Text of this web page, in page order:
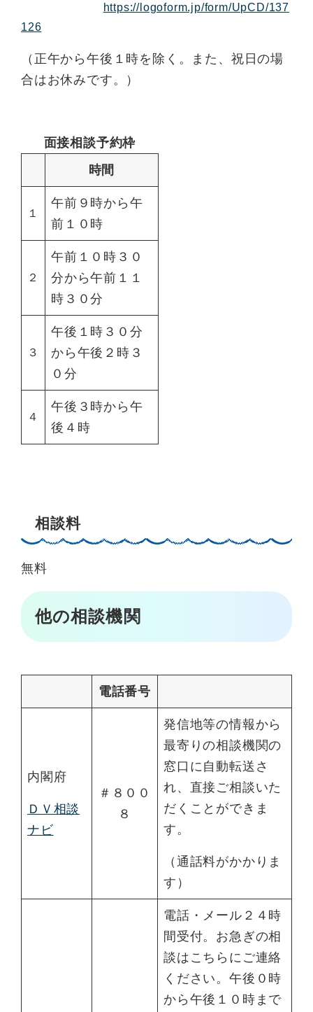
https://logoform.jp/form/UpCD/137
126
（正午から午後１時を除く。また、祝日の場
合はお休みです。）
面接相談予約枠
時間
１
午前９時から午
前１０時
２
午前１０時３０
分から午前１１
時３０分
３
午後１時３０分
から午後２時３
０分
４
午後３時から午
後４時
相談料
無料
他の相談機関
電話番号
内閣府
ＤＶ相談
ナビ
＃８００
８
発信地等の情報から
最寄りの相談機関の
窓口に自動転送さ
れ、直接ご相談いた
だくことができま
す。
（通話料がかかりま
す）
電話・メール２４時
間受付。お急ぎの相
談はこちらにご連絡
ください。午後０時
から午後１０時まで